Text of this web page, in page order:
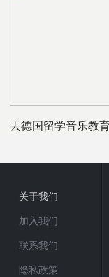
去德国留学音乐教
关于我们
加入我们
联系我们
隐私政策